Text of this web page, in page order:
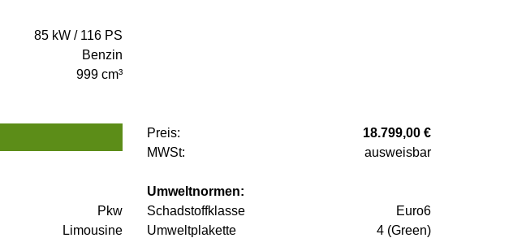
85 kW / 116 PS
Benzin
999 cm³
Preis:
18.799,00 €
MWSt:
ausweisbar
Pkw
Limousine
Umweltnormen:
Schadstoffklasse
Euro6
Umweltplakette
4 (Green)